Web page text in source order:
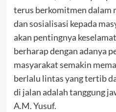
terus berkomitmen dalam
dan sosialisasi kepada
akan pentingnya
berharap dengan adanya
masyarakat semakin
berlalu lintas yang tertib
di jalan adalah tanggung
A.M. Yusuf.